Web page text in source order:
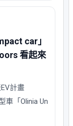
car」
看起來
計畫
車「Olinia Un